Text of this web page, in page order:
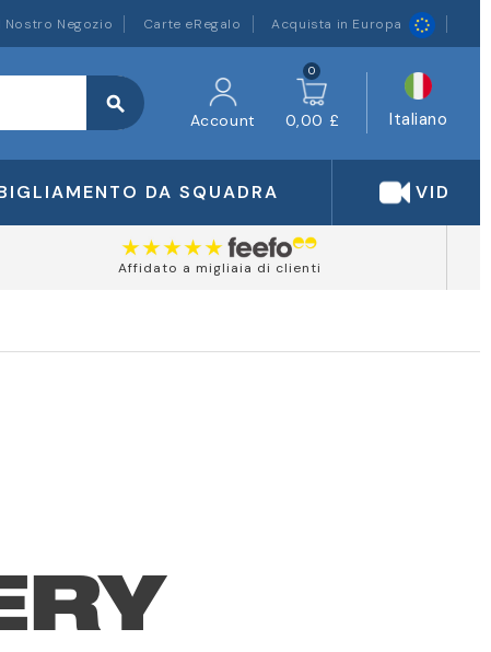
Nostro Negozio Carte eRegalo Acquista in Europa
search
Account
0
0,00 £ Italiano
DA SQUADRA
Affidato a migliaia di clienti